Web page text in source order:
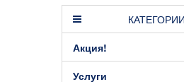
КАТЕГОРИИ
Акция!
Услуги